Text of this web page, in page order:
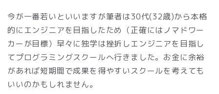
今が一番若いといいますが筆者は30代(32歳)から本格
的にエンジニアを目指したため（正確にはノマドワー
カーが目標）早々に独学は挫折しエンジニアを目指し
てプログラミングスクールへ行きました。お金に余裕
があれば短期間で成果を得やすいスクールを考えても
いいのかもしれません。